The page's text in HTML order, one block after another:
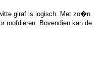
giraf is logisch. Met zo�n
roofdieren. Bovendien kan de